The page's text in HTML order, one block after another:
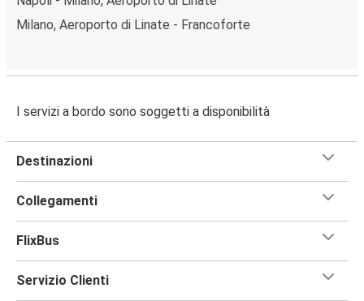
Milano, Aeroporto di Linate - Francoforte
I servizi a bordo sono soggetti a disponibilità
Destinazioni
Collegamenti
FlixBus
Servizio Clienti